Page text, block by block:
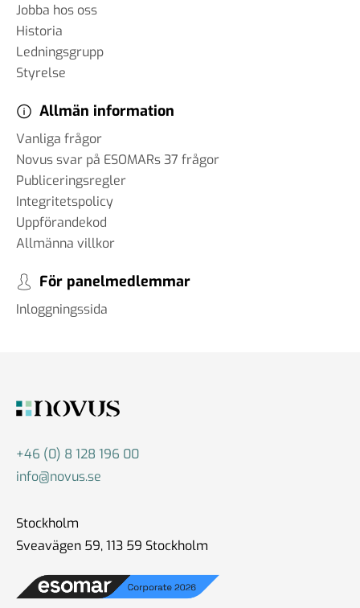
Jobba hos oss
Historia
Ledningsgrupp
Styrelse
Allmän information
Vanliga frågor
Novus svar på ESOMARs 37 frågor
Publiceringsregler
Integritetspolicy
Uppförandekod
Allmänna villkor
För panelmedlemmar
Inloggningssida
+46 (0) 8 128 196 00
info@novus.se
Stockholm
Sveavägen 59, 113 59 Stockholm